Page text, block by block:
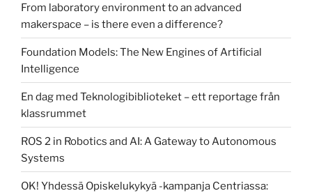
From laboratory environment to an advanced
makerspace – is there even a difference?
Foundation Models: The New Engines of Artificial
Intelligence
En dag med Teknologibiblioteket – ett reportage från
klassrummet
ROS 2 in Robotics and AI: A Gateway to Autonomous
Systems
OK! Yhdessä Opiskelukykyä -kampanja Centriassa: